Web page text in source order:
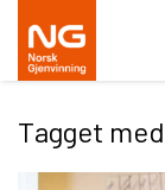
Tagget